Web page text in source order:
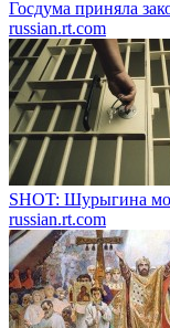
Госдума приняла
russian.rt.com
SHOT: Шурыгина
russian.rt.com